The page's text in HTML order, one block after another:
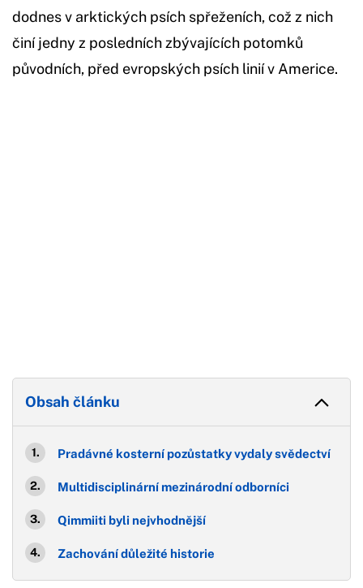
dodnes v arktických psích spřeženích, což z nich
činí jedny z posledních zbývajících potomků
původních, před evropských psích linií v Americe.
Obsah článku
Pradávné kosterní pozůstatky vydaly svědectví
Multidisciplinární mezinárodní odborníci
Qimmiiti byli nejvhodnější
Zachování důležité historie